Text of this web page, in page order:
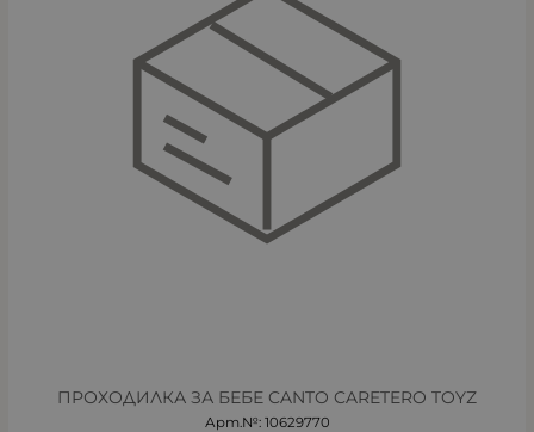
ПРОХОДИЛКА ЗА БЕБЕ CANTO CARETERO TOYZ
Арт.№: 10629770